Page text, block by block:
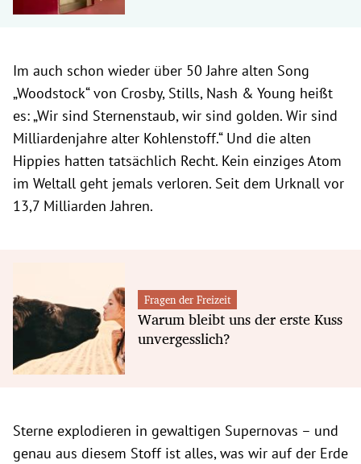
Im auch schon wieder über 50 Jahre alten Song
„Woodstock“ von Crosby, Stills, Nash & Young heißt
es: „Wir sind Sternenstaub, wir sind golden. Wir sind
Milliardenjahre alter Kohlenstoff.“ Und die alten
Hippies hatten tatsächlich Recht. Kein einziges Atom
im Weltall geht jemals verloren. Seit dem Urknall vor
13,7 Milliarden Jahren.
Fragen der Freizeit
Warum bleibt uns der erste Kuss
unvergesslich?
Sterne explodieren in gewaltigen Supernovas – und
genau aus diesem Stoff ist alles, was wir auf der Erde